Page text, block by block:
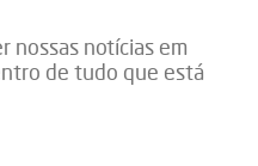
nossas notícias em
de tudo que está